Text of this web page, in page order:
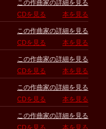
この作曲家の詳細を見る
CDを見る
本を見る
この作曲家の詳細を見る
CDを見る
本を見る
この作曲家の詳細を見る
CDを見る
本を見る
この作曲家の詳細を見る
CDを見る
本を見る
この作曲家の詳細を見る
CDを見る
本を見る